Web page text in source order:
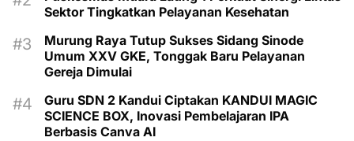
Sektor Tingkatkan Pelayanan Kesehatan
Murung Raya Tutup Sukses Sidang Sinode
Umum XXV GKE, Tonggak Baru Pelayanan
Gereja Dimulai
Guru SDN 2 Kandui Ciptakan KANDUI MAGIC
SCIENCE BOX, Inovasi Pembelajaran IPA
Berbasis Canva AI